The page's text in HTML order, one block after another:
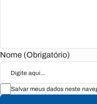
Nome (Obrigatório)
Salvar meus dados neste